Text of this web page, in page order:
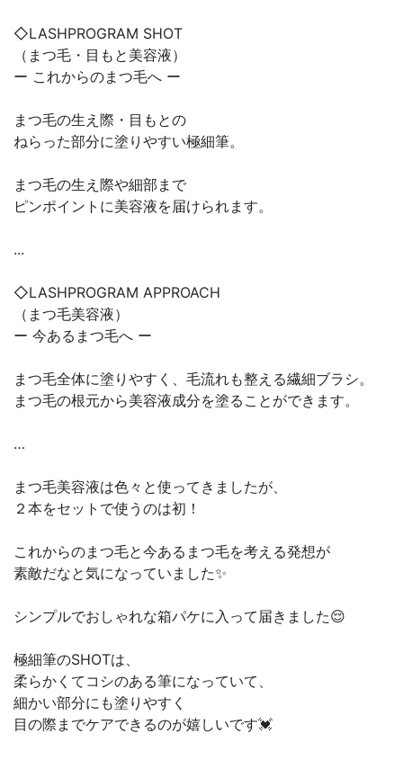
◇LASHPROGRAM SHOT
（まつ毛・目もと美容液）
ー これからのまつ毛へ ー
まつ毛の生え際・目もとの
ねらった部分に塗りやすい極細筆。
まつ毛の生え際や細部まで
ピンポイントに美容液を届けられます。
...
◇LASHPROGRAM APPROACH
（まつ毛美容液）
ー 今あるまつ毛へ ー
まつ毛全体に塗りやすく、毛流れも整える繊細ブラシ。
まつ毛の根元から美容液成分を塗ることができます。
…
まつ毛美容液は色々と使ってきましたが、
２本をセットで使うのは初！
これからのまつ毛と今あるまつ毛を考える発想が
素敵だなと気になっていました✨
シンプルでおしゃれな箱パケに入って届きました😌
極細筆のSHOTは、
柔らかくてコシのある筆になっていて、
細かい部分にも塗りやすく
目の際までケアできるのが嬉しいです💓